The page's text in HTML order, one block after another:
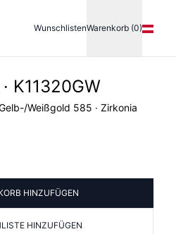
WunschlistenWarenkorb (0)
K11320GW
Weißgold 585 · Zirkonia
HINZUFÜGEN
HINZUFÜGEN